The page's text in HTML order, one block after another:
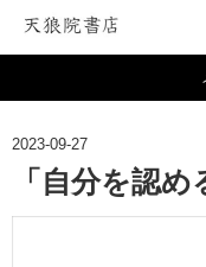
2023-09-27
「自分を認